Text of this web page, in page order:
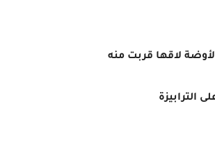
لاقها قربت منه
الترابيزة